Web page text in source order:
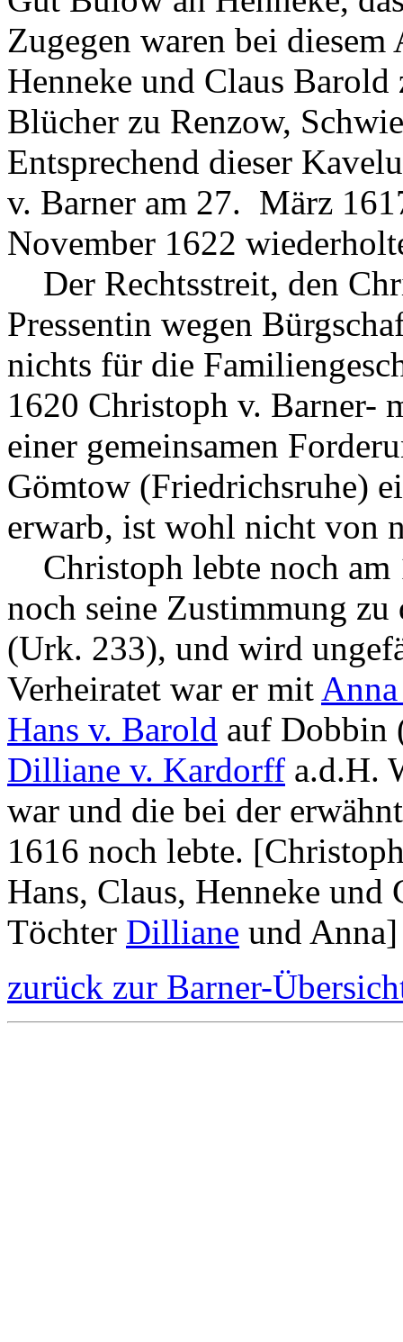
Zugegen waren bei
Henneke und Claus
Blücher zu Renzow,
Entsprechend dieser
v. Barner am 27. März
November 1622
Der Rechtsstreit, den
Pressentin wegen
nichts für die
1620 Christoph v. Barner-
einer gemeinsamen
Gömtow (Friedrichsruhe)
erwarb, ist wohl nicht von
Christoph lebte noch am
noch seine Zustimmung
(Urk. 233), und wird
Verheiratet war er mit
Hans v. Barold auf Dobbin
Dilliane v. Kardorff a.d.H.
war und die bei der
1616 noch lebte.
Hans, Claus, Henneke
Töchter Dilliane und Anna]
zurück zur Barner-